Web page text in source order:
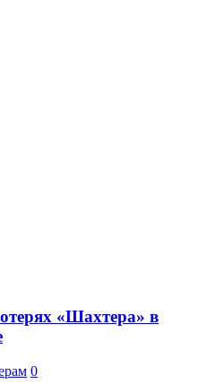
«Шахтера» в
0